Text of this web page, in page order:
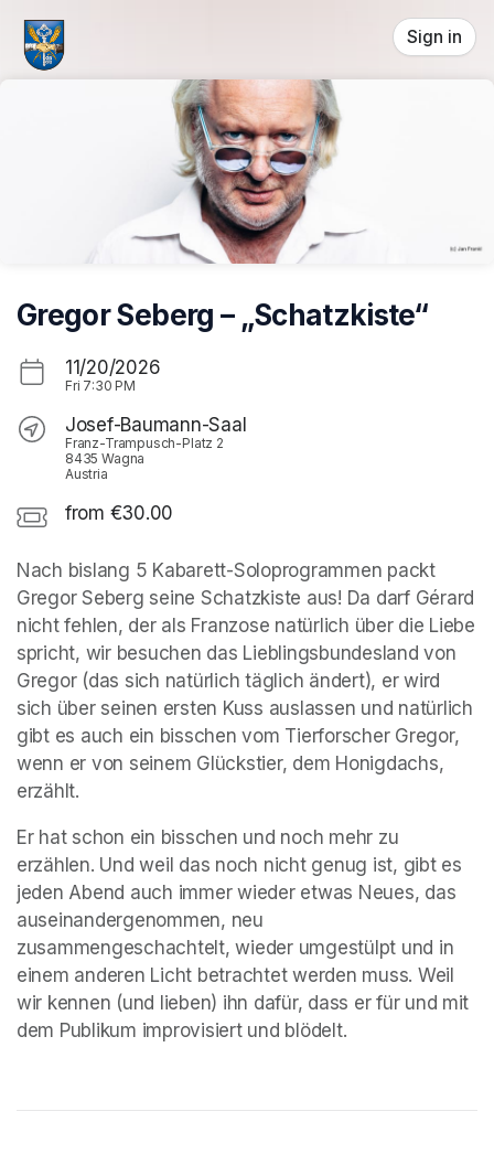
Sign in
Gregor Seberg – „Schatzkiste“
11/20/2026
Fri 7:30 PM
Josef-Baumann-Saal
Franz-Trampusch-Platz 2
8435 Wagna
Austria
from €30.00
Nach bislang 5 Kabarett-Soloprogrammen packt
Gregor Seberg seine Schatzkiste aus! Da darf Gérard
nicht fehlen, der als Franzose natürlich über die Liebe
spricht, wir besuchen das Lieblingsbundesland von
Gregor (das sich natürlich täglich ändert), er wird
sich über seinen ersten Kuss auslassen und natürlich
gibt es auch ein bisschen vom Tierforscher Gregor,
wenn er von seinem Glückstier, dem Honigdachs,
erzählt.
Er hat schon ein bisschen und noch mehr zu
erzählen. Und weil das noch nicht genug ist, gibt es
jeden Abend auch immer wieder etwas Neues, das
auseinandergenommen, neu
zusammengeschachtelt, wieder umgestülpt und in
einem anderen Licht betrachtet werden muss. Weil
wir kennen (und lieben) ihn dafür, dass er für und mit
dem Publikum improvisiert und blödelt.